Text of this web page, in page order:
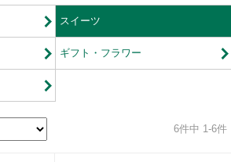
スイーツ
ギフト・フラワー
6件中 1-6件